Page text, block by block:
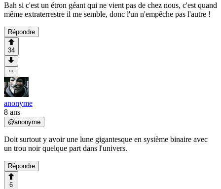
Bah si c'est un étron géant qui ne vient pas de chez nous, c'est quand
même extraterrestre il me semble, donc l'un n'empêche pas l'autre !
Répondre
34
anonyme
8 ans
@anonyme
Doit surtout y avoir une lune gigantesque en système binaire avec
un trou noir quelque part dans l'univers.
Répondre
6